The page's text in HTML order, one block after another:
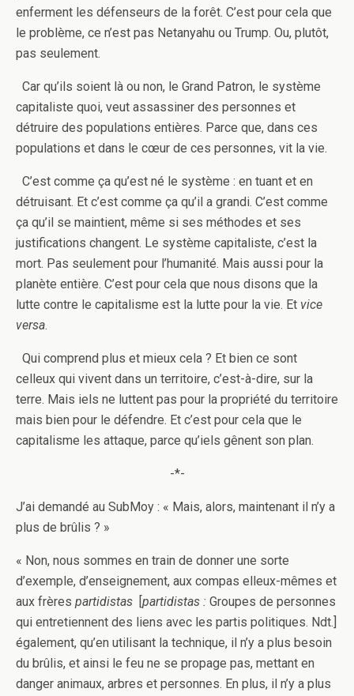
enferment les défenseurs de la forêt. C’est pour cela que
le problème, ce n’est pas Netanyahu ou Trump. Ou, plutôt,
pas seulement.
Car qu’ils soient là ou non, le Grand Patron, le système
capitaliste quoi, veut assassiner des personnes et
détruire des populations entières. Parce que, dans ces
populations et dans le cœur de ces personnes, vit la vie.
C’est comme ça qu’est né le système : en tuant et en
détruisant. Et c’est comme ça qu’il a grandi. C’est comme
ça qu’il se maintient, même si ses méthodes et ses
justifications changent. Le système capitaliste, c’est la
mort. Pas seulement pour l’humanité. Mais aussi pour la
planète entière. C’est pour cela que nous disons que la
lutte contre le capitalisme est la lutte pour la vie. Et vice
versa.
Qui comprend plus et mieux cela ? Et bien ce sont
celleux qui vivent dans un territoire, c’est-à-dire, sur la
terre. Mais iels ne luttent pas pour la propriété du territoire
mais bien pour le défendre. Et c’est pour cela que le
capitalisme les attaque, parce qu’iels gênent son plan.
-*-
J’ai demandé au SubMoy : « Mais, alors, maintenant il n’y a
plus de brûlis ? »
« Non, nous sommes en train de donner une sorte
d’exemple, d’enseignement, aux compas elleux-mêmes et
aux frères partidistas [partidistas : Groupes de personnes
qui entretiennent des liens avec les partis politiques. Ndt.]
également, qu’en utilisant la technique, il n’y a plus besoin
du brûlis, et ainsi le feu ne se propage pas, mettant en
danger animaux, arbres et personnes. En plus, il n’y a plus